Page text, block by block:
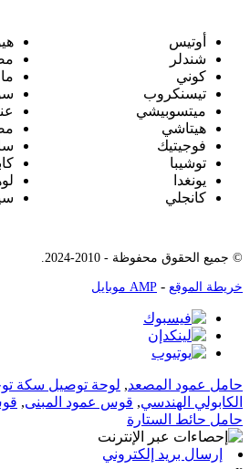
أوتيس
شندلر
كوني
تيسنكروب
ميتسوبيشي
هيتاشي
فوجيتيك
توشيبا
يونغدا
كانجلي
© جميع الحقوق محفوظة - 2010-2024.
خريطة الموقع - AMP موبايل
حامل عمود المصعد, لوحة توصيل سكة
الكابولي الهندسي, قوس عمود المبنى,
حامل حائط الستارة
إرسال بريد إلكتروني